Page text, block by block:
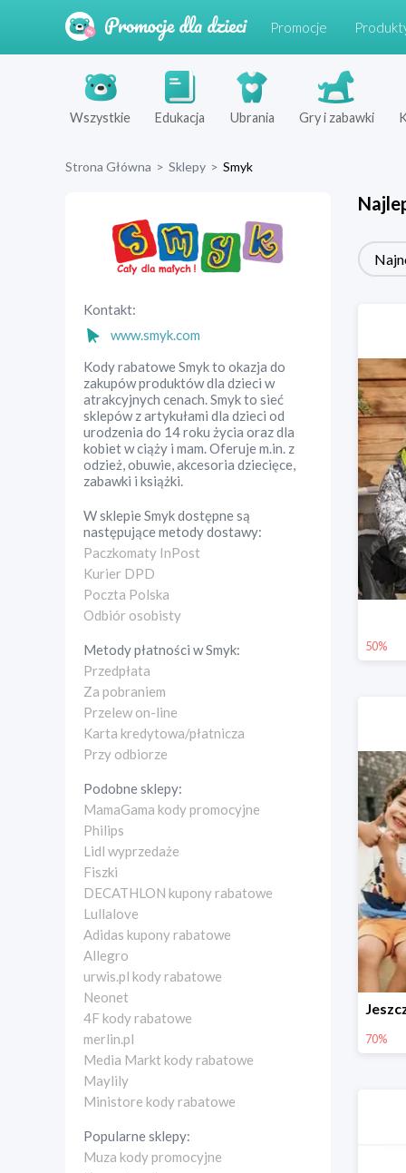
Promocje
Wszystkie Edukacja Ubrania Gry i zabawki
Strona Główna > Sklepy > Smyk
Kontakt:
www.smyk.com
Kody rabatowe Smyk to okazja do
zakupów produktów dla dzieci w
atrakcyjnych cenach. Smyk to sieć
sklepów z artykułami dla dzieci od
urodzenia do 14 roku życia oraz dla
kobiet w ciąży i mam. Oferuje m.in. z
odzież, obuwie, akcesoria dziecięce,
zabawki i książki.
W sklepieSmykdostępne są
następujące metody dostawy:
Paczkomaty InPost
Kurier DPD
Poczta Polska
Odbiór osobisty
Metody płatności wSmyk:
Przedpłata
Za pobraniem
Przelew on-line
Karta kredytowa/płatnicza
Przy odbiorze
Podobne sklepy:
MamaGama kody promocyjne
Philips
Lidl wyprzedaże
Fiszki
DECATHLON kupony rabatowe
Lullalove
Adidas kupony rabatowe
Allegro
urwis.pl kody rabatowe
Neonet
4F kody rabatowe
merlin.pl
Media Markt kody rabatowe
Maylily
Ministore kody rabatowe
Popularne sklepy:
Muza kody promocyjne
50%
70%